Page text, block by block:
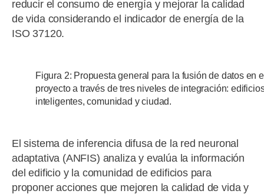
reducir el consumo de energía y mejorar la calidad
de vida considerando el indicador de energía de la
ISO 37120.
Figura 2: Propuesta general para la fusión de datos en
proyecto a través de tres niveles de integración:
inteligentes, comunidad y ciudad.
El sistema de inferencia difusa de la red neuronal
adaptativa (ANFIS) analiza y evalúa la información
del edificio y la comunidad de edificios para
proponer acciones que mejoren la calidad de vida y